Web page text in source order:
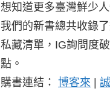
想知道更多臺灣鮮少
我們的新書總共收錄
私藏清單，IG詢問度
點。
購書連結： 博客來 |